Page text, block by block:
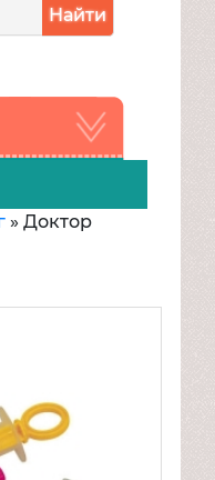
Найти
и пупсов
птицы
» Доктор